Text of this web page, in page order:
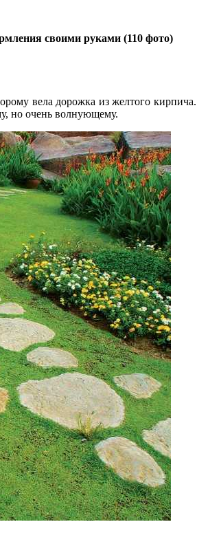
своими руками (110 фото)
вела дорожка из желтого
но очень волнующему.